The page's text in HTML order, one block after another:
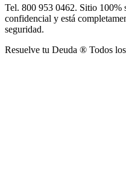
Tel. 800 953 0462. Sitio 100%
confidencial y está
seguridad.
Resuelve tu Deuda ® Todos